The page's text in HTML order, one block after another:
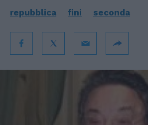
repubblica fini seconda